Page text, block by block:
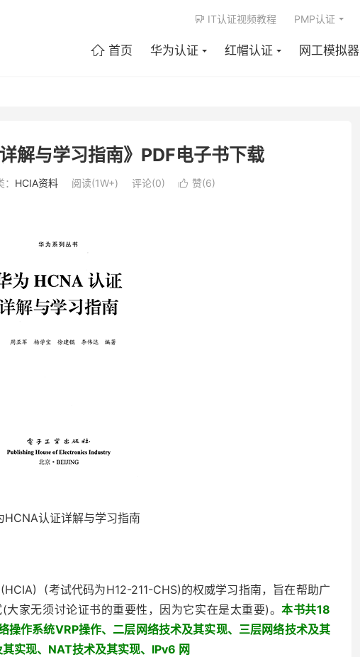
 首页 华为认证 红帽认证 网工模拟器
 IT认证视频教程 PMP认证
解与学习指南》PDF电子书下载
HCIA资料 阅读(1W+) 评论(0)  赞(6)
HCNA认证详解与学习指南
(考试代码为H12-211-CHS)的权威学习指南，旨在帮助广
大家无须讨论证书的重要性，因为它实在是太重要)。本书共18
操作系统VRP操作、二层网络技术及其实现、三层网络技术及其
实现、NAT技术及其实现、IPv6 网